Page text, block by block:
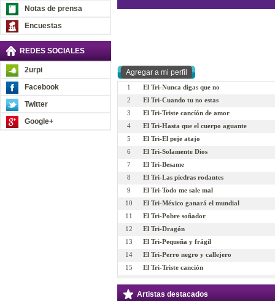
Notas de prensa
Encuestas
REDES SOCIALES
2urpi
Facebook
Twitter
Google+
1
El Tri-Nunca digas que no
2
El Tri-Cuando tu no estas
3
El Tri-Triste cancíón de amor
4
El Tri-Hasta que el cuerpo aguante
5
El Tri-El peje atajo
6
El Tri-Solamente Dios
7
El Tri-Besame
8
El Tri-Las piedras rodantes
9
El Tri-Todo me sale mal
10
El Tri-México ganará el mundial
11
El Tri-Pobre soñador
12
El Tri-Dragón
13
El Tri-Pequeña y frágil
14
El Tri-Perro negro y callejero
15
El Tri-Triste canción
16
El Tri-Todo por el rock and roll
17
El Tri-Tu mamá no me quiere
Artistas destacados